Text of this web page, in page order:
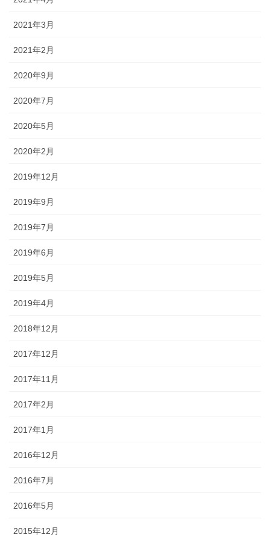
2021年3月
2021年2月
2020年9月
2020年7月
2020年5月
2020年2月
2019年12月
2019年9月
2019年7月
2019年6月
2019年5月
2019年4月
2018年12月
2017年12月
2017年11月
2017年2月
2017年1月
2016年12月
2016年7月
2016年5月
2015年12月